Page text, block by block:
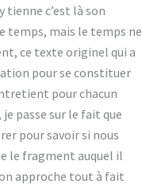
tienne c’est là son
temps, mais le temps ne
ce texte originel qui a
pour se constituer
pour chacun
passe sur le fait que
pour savoir si nous
le fragment auquel il
approche tout à fait